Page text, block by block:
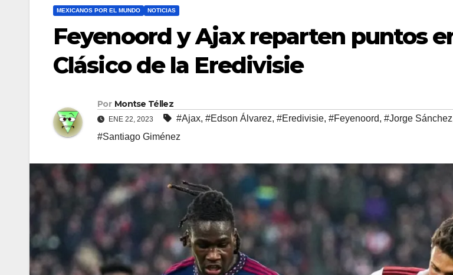
MEXICANOS POR EL MUNDO NOTICIAS
Feyenoord y Ajax reparten puntos
Clásico de la Eredivisie
Por Montse Téllez
ENE 22, 2023 #Ajax, #Edson Álvarez, #Eredivisie, #Feyenoord, #Jorge Sánchez
#Santiago Giménez